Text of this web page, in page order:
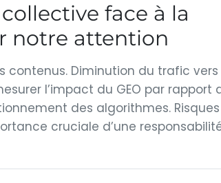
face à la
notre attention
contenus. Diminution du trafic vers
l’impact du GEO par rapport
des algorithmes.
cruciale d’une